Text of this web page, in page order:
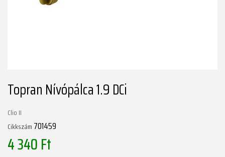
Topran Nívópálca 1.9 DCi
Clio II
Cikkszám 701459
4 340 Ft